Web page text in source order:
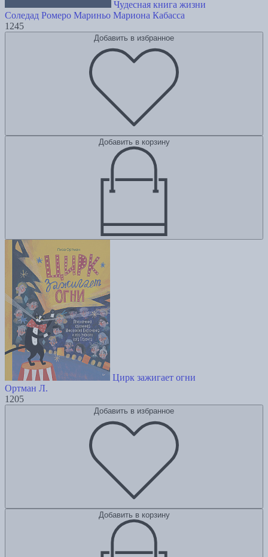
Чудесная книга жизни
Соледад Ромеро Мариньо Мариона Кабасса
1245
Добавить в избранное
Добавить в корзину
Цирк зажигает огни
Ортман Л.
1205
Добавить в избранное
Добавить в корзину